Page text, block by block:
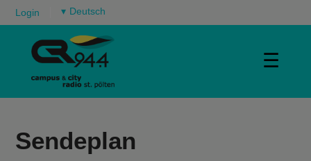
Login ▾
☰
Sendeplan